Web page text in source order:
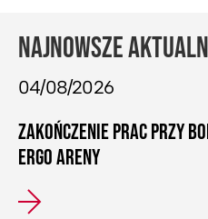
NAJNOWSZE
04/08/2026
ZAKOŃCZENIE PRAC PRZY
ERGO ARENY